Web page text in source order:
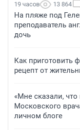
19 часов 13 864
На пляже под
преподаватель
дочь
Как приготовить
рецепт от
«Мне сказали,
Московского
личном блоге